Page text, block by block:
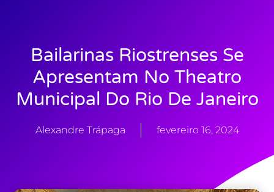
Bailarinas Riostrenses Se
Apresentam No Theatro
Municipal Do Rio De Janeiro
Alexandre Trápaga fevereiro 16, 2024